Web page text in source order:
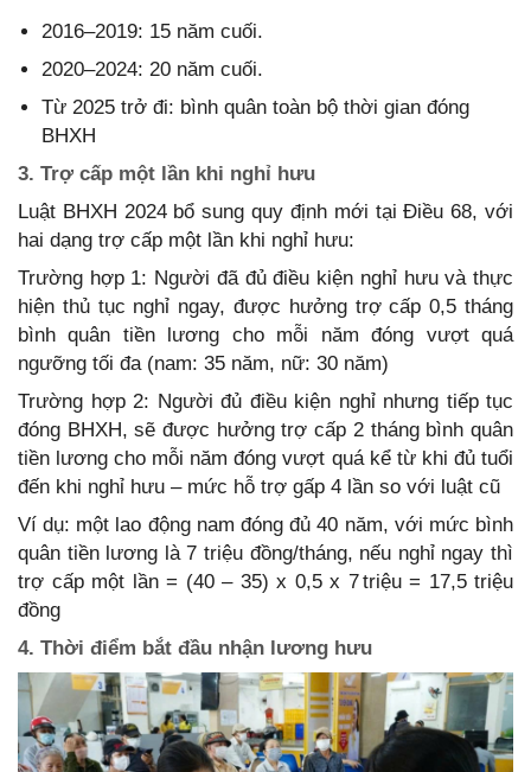
2016–2019: 15 năm cuối.
2020–2024: 20 năm cuối.
Từ 2025 trở đi: bình quân toàn bộ thời gian đóng
BHXH
3. Trợ cấp một lần khi nghỉ hưu
Luật BHXH 2024 bổ sung quy định mới tại Điều 68, với
hai dạng trợ cấp một lần khi nghỉ hưu:
Trường hợp 1: Người đã đủ điều kiện nghỉ hưu và thực
hiện thủ tục nghỉ ngay, được hưởng trợ cấp 0,5 tháng
bình quân tiền lương cho mỗi năm đóng vượt quá
ngưỡng tối đa (nam: 35 năm, nữ: 30 năm)
Trường hợp 2: Người đủ điều kiện nghỉ nhưng tiếp tục
đóng BHXH, sẽ được hưởng trợ cấp 2 tháng bình quân
tiền lương cho mỗi năm đóng vượt quá kể từ khi đủ tuổi
đến khi nghỉ hưu – mức hỗ trợ gấp 4 lần so với luật cũ
Ví dụ: một lao động nam đóng đủ 40 năm, với mức bình
quân tiền lương là 7 triệu đồng/tháng, nếu nghỉ ngay thì
trợ cấp một lần = (40 – 35) x 0,5 x 7 triệu = 17,5 triệu
đồng
4. Thời điểm bắt đầu nhận lương hưu